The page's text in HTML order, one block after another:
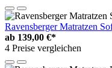
Ravensberger Matratzen
ab 139,00 €*
4 Preise vergleichen